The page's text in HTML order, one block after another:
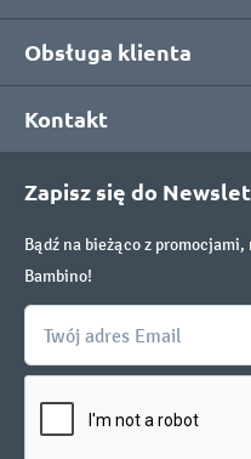
Obsługa klienta
Kontakt
Zapisz się do
Bądź na bieżąco z
Bambino!